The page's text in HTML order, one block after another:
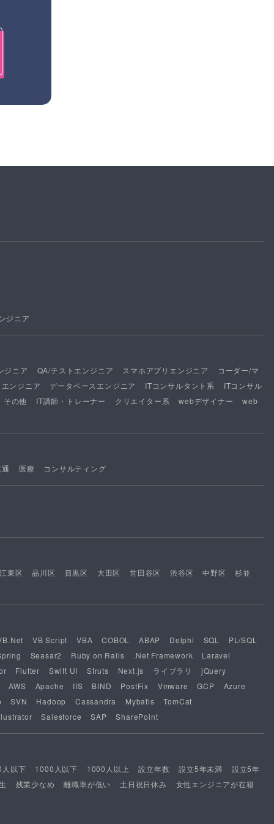
ジニア
ジニア QA/テストエンジニア スマホアプリエンジニア
コーダー/マ
ンジニア データベースエンジニア ITコンサルタント系
ITコンサル
その他 IT講師・トレーナー クリエイター系 webデザイナー
web
医療 コンサルティング
江東区 品川区 目黒区 大田区 世田谷区 渋谷区 中野区
杉並
VB Script VBA COBOL ABAP Delphi SQL
PL/SQL
Seasar2 Ruby on Rails .Net Framework
Laravel
Flutter Swift UI Struts Next.js ライブラリ
jQuery
AWS Apache IIS BIND PostFix Vmware GCP
Azure
SVN Hadoop Cassandra Mybatis
TomCat
Salesforce SAP SharePoint
以下 1000人以下 1000人以上 設立年数 設立5年未満
設立5年
残業少なめ 離職率が低い 土日祝日休み
女性エンジニアが在籍